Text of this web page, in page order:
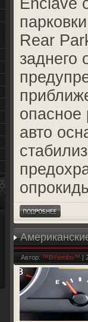
Enclave
Rear
заднего
опасное
авто
расхода
Автор: ™B®embo™ |